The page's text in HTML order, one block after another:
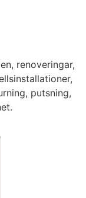
renoveringar,
putsning,